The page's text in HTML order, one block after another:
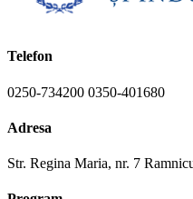
Telefon
0250-734200 0350-401680
Adresa
Str. Regina Maria, nr. 7